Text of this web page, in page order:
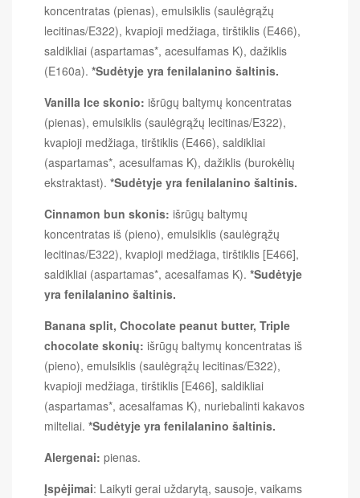
koncentratas (pienas), emulsiklis (saulėgrąžų
lecitinas/E322), kvapioji medžiaga, tirštiklis (E466),
saldikliai (aspartamas*, acesulfamas K), dažiklis
(E160a). *Sudėtyje yra fenilalanino šaltinis.
Vanilla Ice skonio: išrūgų baltymų koncentratas
(pienas), emulsiklis (saulėgrąžų lecitinas/E322),
kvapioji medžiaga, tirštiklis (E466), saldikliai
(aspartamas*, acesulfamas K), dažiklis (burokėlių
ekstraktast). *Sudėtyje yra fenilalanino šaltinis.
Cinnamon bun skonis: išrūgų baltymų
koncentratas iš (pieno), emulsiklis (saulėgrąžų
lecitinas/E322), kvapioji medžiaga, tirštiklis [E466],
saldikliai (aspartamas*, acesalfamas K). *Sudėtyje
yra fenilalanino šaltinis.
Banana split, Chocolate peanut butter, Triple
chocolate skonių: išrūgų baltymų koncentratas iš
(pieno), emulsiklis (saulėgrąžų lecitinas/E322),
kvapioji medžiaga, tirštiklis [E466], saldikliai
(aspartamas*, acesalfamas K), nuriebalinti kakavos
milteliai. *Sudėtyje yra fenilalanino šaltinis.
Alergenai: pienas.
Įspėjimai: Laikyti gerai uždarytą, sausoje, vaikams